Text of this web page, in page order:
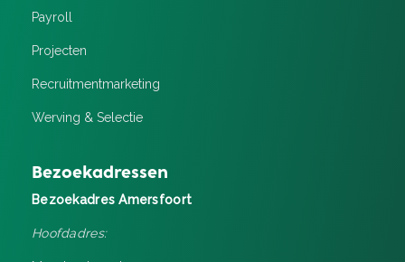
Payroll
Projecten
Recruitment­marketing
Werving & Selectie
Bezoekadressen
Bezoekadres Amersfoort
Hoofdadres: